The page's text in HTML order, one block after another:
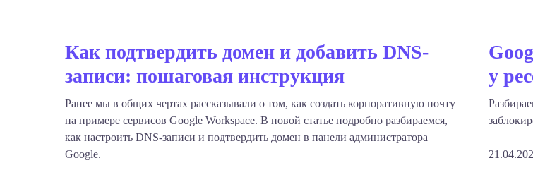
Как подтвердить домен и добавить DNS-
записи: пошаговая инструкция
Ранее мы в общих чертах рассказывали о том, как создать корпоративную почту
на примере сервисов Google Workspace. В новой статье подробно разбираемся,
как настроить DNS-записи и подтвердить домен в панели администратора
Google.
у